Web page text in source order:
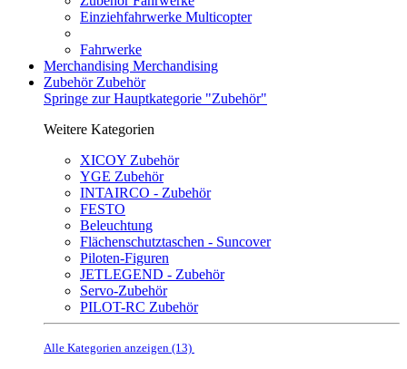
Einziehfahrwerke Multicopter
Fahrwerke
Merchandising Merchandising
Zubehör Zubehör
Springe zur Hauptkategorie "Zubehör"
Weitere Kategorien
XICOY Zubehör
YGE Zubehör
INTAIRCO - Zubehör
FESTO
Beleuchtung
Flächenschutztaschen - Suncover
Piloten-Figuren
JETLEGEND - Zubehör
Servo-Zubehör
PILOT-RC Zubehör
Alle Kategorien anzeigen (13)